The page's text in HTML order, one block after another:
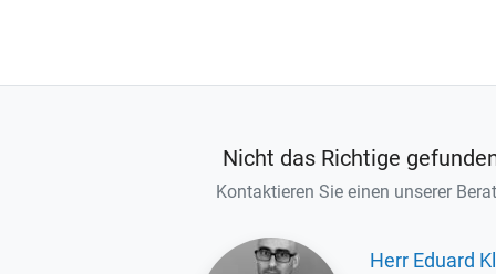
Nicht das Richtige
Kontaktieren Sie einen unserer
Herr Eduard